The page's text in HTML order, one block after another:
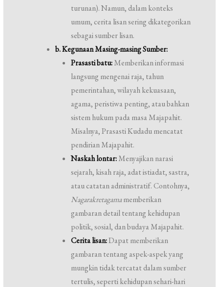
turunan). Namun, dalam konteks
umum, cerita lisan sering dikategorikan
sebagai sumber lisan.
b. Kegunaan Masing-masing Sumber:
Prasasti batu:Memberikan informasi
langsung mengenai raja, tahun
pemerintahan, wilayah kekuasaan,
agama, peristiwa penting, atau bahkan
sistem hukum pada masa Majapahit.
Misalnya, Prasasti Kudadu mencatat
pendirian Majapahit.
Naskah lontar:Menyajikan narasi
sejarah, kisah raja, adat istiadat, sastra,
atau catatan administratif. Contohnya,
Nagarakretagamamemberikan
gambaran detail tentang kehidupan
politik, sosial, dan budaya Majapahit.
Cerita lisan:Dapat memberikan
gambaran tentang aspek-aspek yang
mungkin tidak tercatat dalam sumber
tertulis, seperti kehidupan sehari-hari